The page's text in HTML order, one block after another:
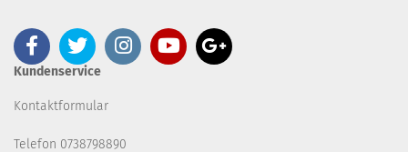
Kundenservice
Kontaktformular
Telefon 0738798890